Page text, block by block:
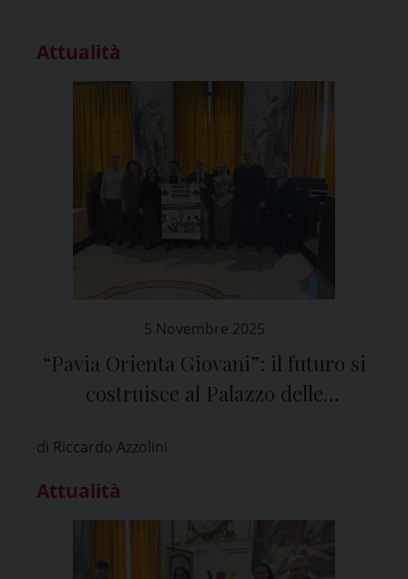
Attualità
5 Novembre 2025
“Pavia Orienta Giovani”: il futuro si
costruisce al Palazzo delle
di Riccardo Azzolini
Attualità